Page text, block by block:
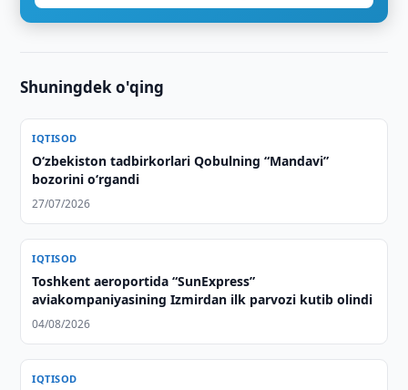
Shuningdek o'qing
IQTISOD
O‘zbekiston tadbirkorlari Qobulning “Mandavi”
bozorini o‘rgandi
27/07/2026
IQTISOD
Toshkent aeroportida “SunExpress”
aviakompaniyasining Izmirdan ilk parvozi kutib olindi
04/08/2026
IQTISOD